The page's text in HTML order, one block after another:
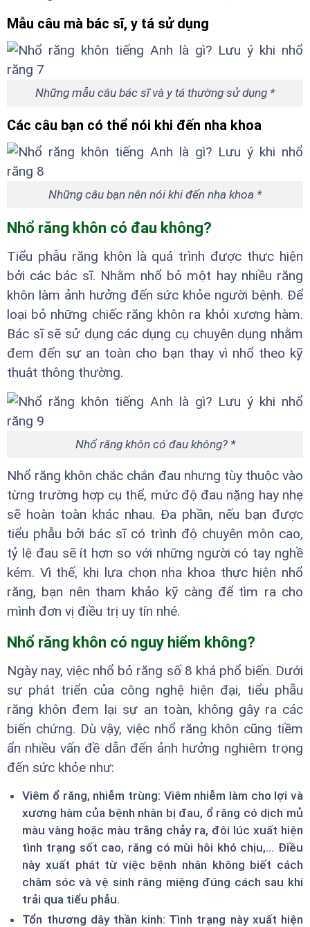
Mẫu câu mà bác sĩ, y tá sử dụng
Những mẫu câu bác sĩ và y tá thường sử dụng *
Các câu bạn có thể nói khi đến nha khoa
Những câu bạn nên nói khi đến nha khoa *
Nhổ răng khôn có đau không?
Tiểu phẫu răng khôn là quá trình được thực hiện
bởi các bác sĩ. Nhằm nhổ bỏ một hay nhiều răng
khôn làm ảnh hưởng đến sức khỏe người bệnh. Để
loại bỏ những chiếc răng khôn ra khỏi xương hàm.
Bác sĩ sẽ sử dụng các dụng cụ chuyên dụng nhằm
đem đến sự an toàn cho bạn thay vì nhổ theo kỹ
thuật thông thường.
Nhổ răng khôn có đau không? *
Nhổ răng khôn chắc chắn đau nhưng tùy thuộc vào
từng trường hợp cụ thể, mức độ đau nặng hay nhẹ
sẽ hoàn toàn khác nhau. Đa phần, nếu bạn được
tiểu phẫu bởi bác sĩ có trình độ chuyên môn cao,
tỷ lệ đau sẽ ít hơn so với những người có tay nghề
kém. Vì thế, khi lựa chọn nha khoa thực hiện nhổ
răng, bạn nên tham khảo kỹ càng để tìm ra cho
mình đơn vị điều trị uy tín nhé.
Nhổ răng khôn có nguy hiểm không?
Ngày nay, việc nhổ bỏ răng số 8 khá phổ biến. Dưới
sự phát triển của công nghệ hiện đại, tiểu phẫu
răng khôn đem lại sự an toàn, không gây ra các
biến chứng. Dù vậy, việc nhổ răng khôn cũng tiềm
ẩn nhiều vấn đề dẫn đến ảnh hưởng nghiêm trọng
đến sức khỏe như:
Viêm ổ răng, nhiễm trùng: Viêm nhiễm làm cho lợi và
xương hàm của bệnh nhân bị đau, ổ răng có dịch mủ
màu vàng hoặc màu trắng chảy ra, đôi lúc xuất hiện
tình trạng sốt cao, răng có mùi hôi khó chịu,... Điều
này xuất phát từ việc bệnh nhân không biết cách
chăm sóc và vệ sinh răng miệng đúng cách sau khi
trải qua tiểu phẫu.
Tổn thương dây thần kinh: Tình trạng này xuất hiện